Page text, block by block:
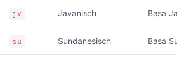
jv Javanisch Basa
su Sundanesisch Basa